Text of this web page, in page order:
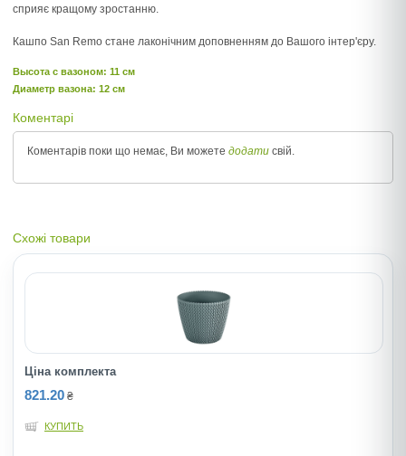
сприяє кращому зростанню.
Кашпо San Remo стане лаконічним доповненням до Вашого інтер'єру.
Высота c вазоном: 11 см
Диаметр вазона: 12 см
Коментарі
Коментарів поки що немає, Ви можете додати свій.
Схожі товари
Ціна комплекта
821.20 ₴
КУПИТЬ